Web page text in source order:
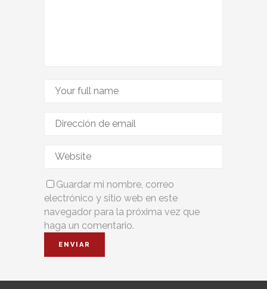
Guardar mi nombre, correo
electrónico y sitio web en este
navegador para la próxima vez que
haga un comentario.